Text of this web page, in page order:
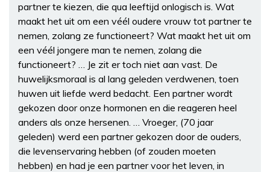
partner te kiezen, die qua leeftijd onlogisch is. Wat
maakt het uit om een véél oudere vrouw tot partner te
nemen, zolang ze functioneert? Wat maakt het uit om
een véél jongere man te nemen, zolang die
functioneert? … Je zit er toch niet aan vast. De
huwelijksmoraal is al lang geleden verdwenen, toen
huwen uit liefde werd bedacht. Een partner wordt
gekozen door onze hormonen en die reageren heel
anders als onze hersenen. … Vroeger, (70 jaar
geleden) werd een partner gekozen door de ouders,
die levenservaring hebben (of zouden moeten
hebben) en had je een partner voor het leven, in